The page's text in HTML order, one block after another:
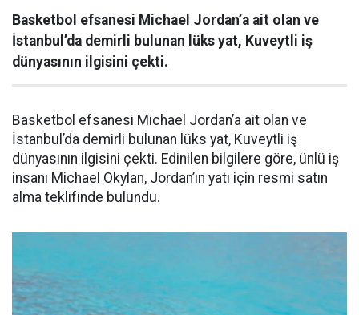
Basketbol efsanesi Michael Jordan’a ait olan ve
İstanbul’da demirli bulunan lüks yat, Kuveytli iş
dünyasının ilgisini çekti.
Basketbol efsanesi Michael Jordan’a ait olan ve
İstanbul’da demirli bulunan lüks yat, Kuveytli iş
dünyasının ilgisini çekti. Edinilen bilgilere göre, ünlü iş
insanı Michael Okylan, Jordan’ın yatı için resmi satın
alma teklifinde bulundu.